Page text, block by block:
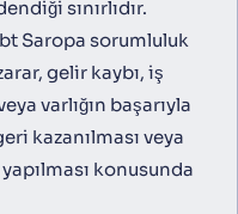
sınırlıdır.
Saropa sorumluluk
gelir kaybı, iş
varlığın başarıyla
kazanılması veya
konusunda